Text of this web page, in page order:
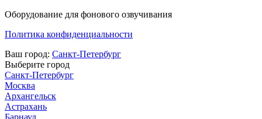
Оборудование для фонового озвучивания
Политика конфиденциальности
Ваш город: Санкт-Петербург
Выберите город
Санкт-Петербург
Москва
Архангельск
Астрахань
Барнаул